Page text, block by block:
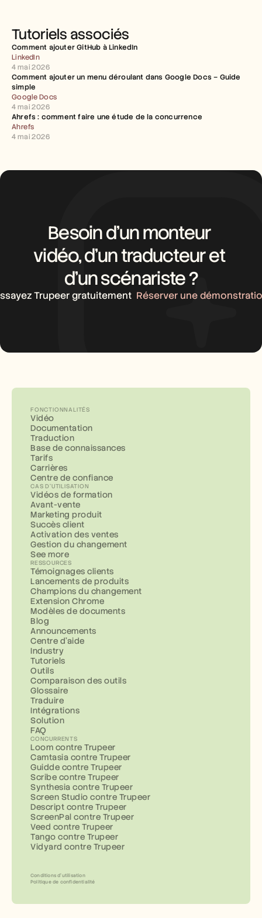
Tutoriels associés
Comment ajouter GitHub à LinkedIn
LinkedIn
4 mai 2026
Comment ajouter un menu déroulant dans Google Docs – Guide
simple
Google Docs
4 mai 2026
Ahrefs : comment faire une étude de la concurrence
Ahrefs
4 mai 2026
Besoin d’un monteur
vidéo, d’un traducteur et
d’un scénariste ?
Trupeer gratuitement Réserver une
FONCTIONNALITÉS
Vidéo
Documentation
Traduction
Base de connaissances
Tarifs
Carrières
Centre de confiance
CAS D'UTILISATION
Vidéos de formation
Avant-vente
Marketing produit
Succès client
Activation des ventes
Gestion du changement
See more
RESSOURCES
Témoignages clients
Lancements de produits
Champions du changement
Extension Chrome
Modèles de documents
Blog
Announcements
Centre d'aide
Industry
Tutoriels
Outils
Comparaison des outils
Glossaire
Traduire
Intégrations
Solution
FAQ
CONCURRENTS
Loom contre Trupeer
Camtasia contre Trupeer
Guidde contre Trupeer
Scribe contre Trupeer
Synthesia contre Trupeer
Screen Studio contre Trupeer
Descript contre Trupeer
ScreenPal contre Trupeer
Veed contre Trupeer
Tango contre Trupeer
Vidyard contre Trupeer
Conditions d’utilisation
Politique de confidentialité